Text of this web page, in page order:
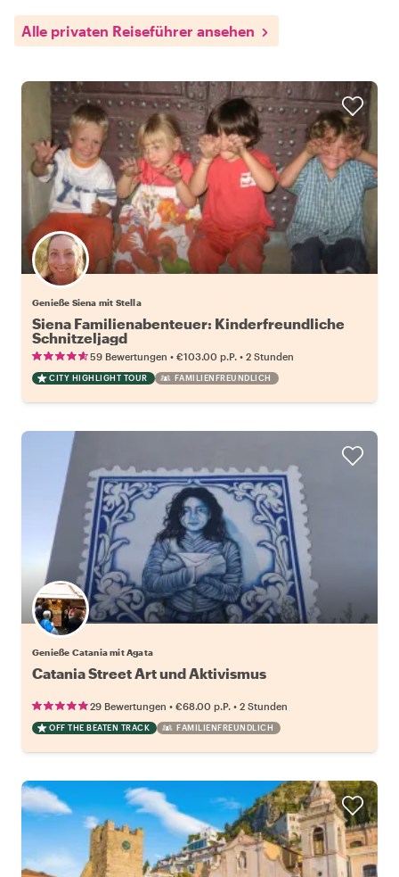
Alle privaten Reiseführer ansehen
Genieße Siena mit Stella
Siena Familienabenteuer: Kinderfreundliche
Schnitzeljagd
59 Bewertungen • €103.00 p.P. • 2 Stunden
CITY HIGHLIGHT TOUR FAMILIENFREUNDLICH
Genieße Catania mit Agata
Catania Street Art und Aktivismus
29 Bewertungen • €68.00 p.P. • 2 Stunden
OFF THE BEATEN TRACK FAMILIENFREUNDLICH